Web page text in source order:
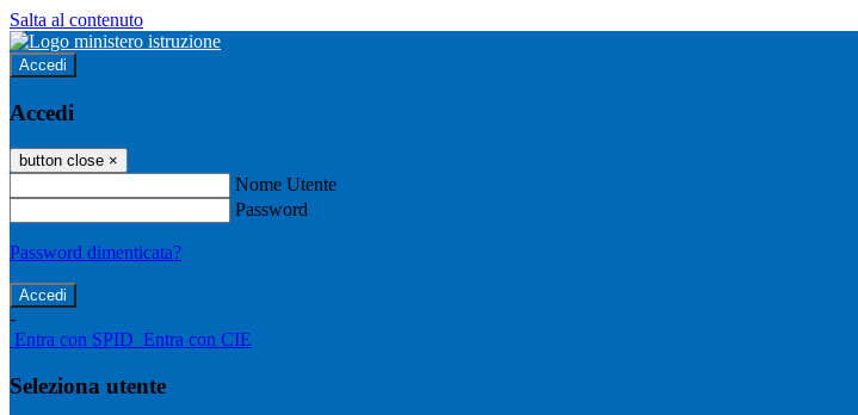
Salta al contenuto
Accedi
Accedi
button close ×
Nome Utente
Password
Password dimenticata?
-
Entra con SPID Entra con CIE
Seleziona utente